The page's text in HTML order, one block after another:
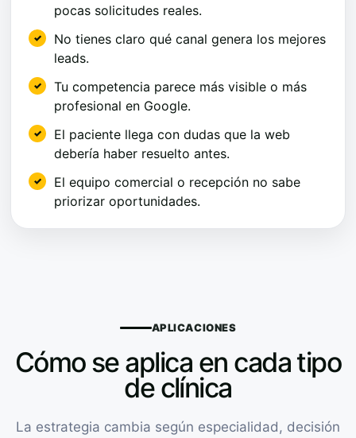
pocas solicitudes reales.
No tienes claro qué canal genera los mejores
leads.
Tu competencia parece más visible o más
profesional en Google.
El paciente llega con dudas que la web
debería haber resuelto antes.
El equipo comercial o recepción no sabe
priorizar oportunidades.
APLICACIONES
Cómo se aplica en cada tipo
de clínica
La estrategia cambia según especialidad, decisión